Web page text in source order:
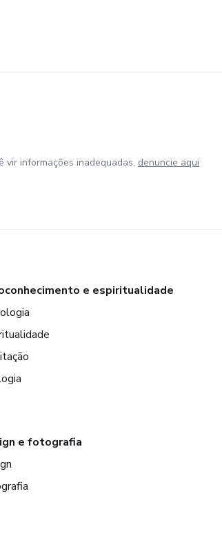
vir informações inadequadas, denuncie aqui
e espiritualidade
e fotografia